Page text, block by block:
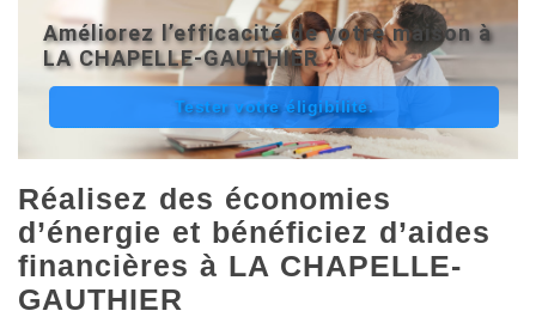
Améliorez l’efficacité de votre maison à
LA CHAPELLE-GAUTHIER
Tester votre éligibilité.
Réalisez des économies
d’énergie et bénéficiez d’aides
financières à LA CHAPELLE-
GAUTHIER